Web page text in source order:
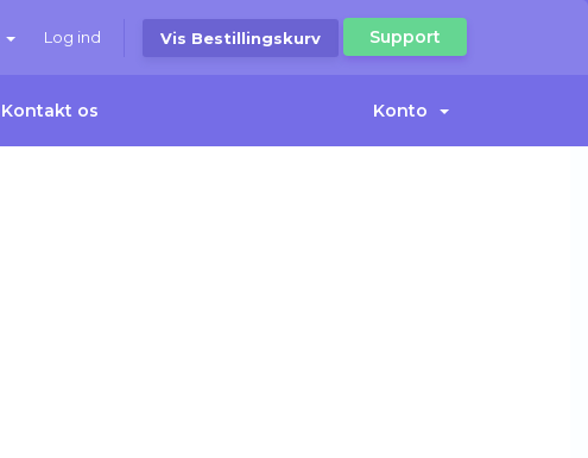
Log ind Vis Bestillingskurv Support
Kontakt os Konto